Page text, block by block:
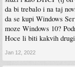
da bi trebalo i na taj
da se kupi Windows
moze Windows 10?
Hoce li biti kakvih
Jan 12, 2022